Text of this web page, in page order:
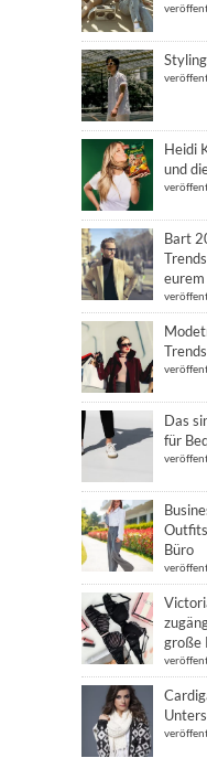
Heidi
und
Bart
eurem
Das
für
Büro
große